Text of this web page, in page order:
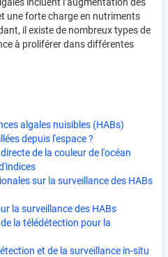
une forte charge en nutriments
il existe de nombreux types de
à proliférer dans différentes
algales nuisibles (HABs)
depuis l'espace ?
de la couleur de l'océan
sur la surveillance des HABs
la surveillance des HABs
la télédétection pour la
et de la surveillance in-situ